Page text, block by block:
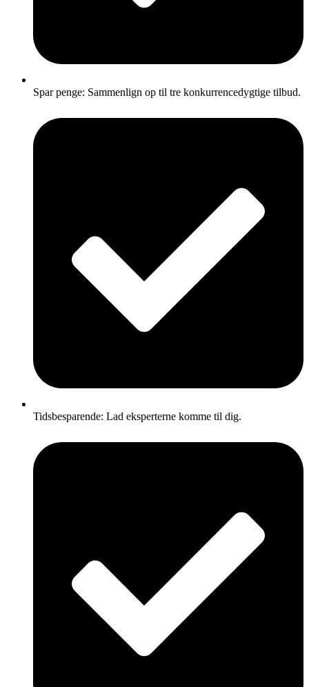
Spar penge: Sammenlign op til tre konkurrencedygtige tilbud.
Tidsbesparende: Lad eksperterne komme til dig.